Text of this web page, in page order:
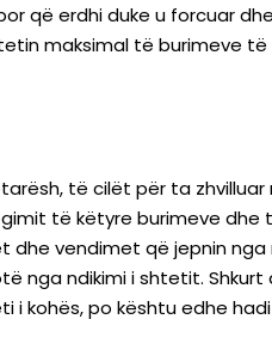
që erdhi duke u forcuar
maksimal të burimeve
të cilët për ta
të këtyre burimeve
vendimet që jepnin nga
ndikimi i shtetit. Shkurt
kohës, po kështu edhe